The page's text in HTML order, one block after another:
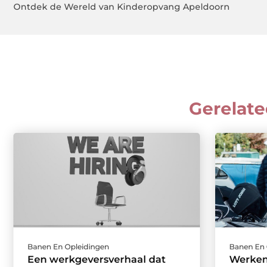
Ontdek de Wereld van Kinderopvang Apeldoorn
Banen En Opleidingen
Een werkgeversverhaal dat
Banen